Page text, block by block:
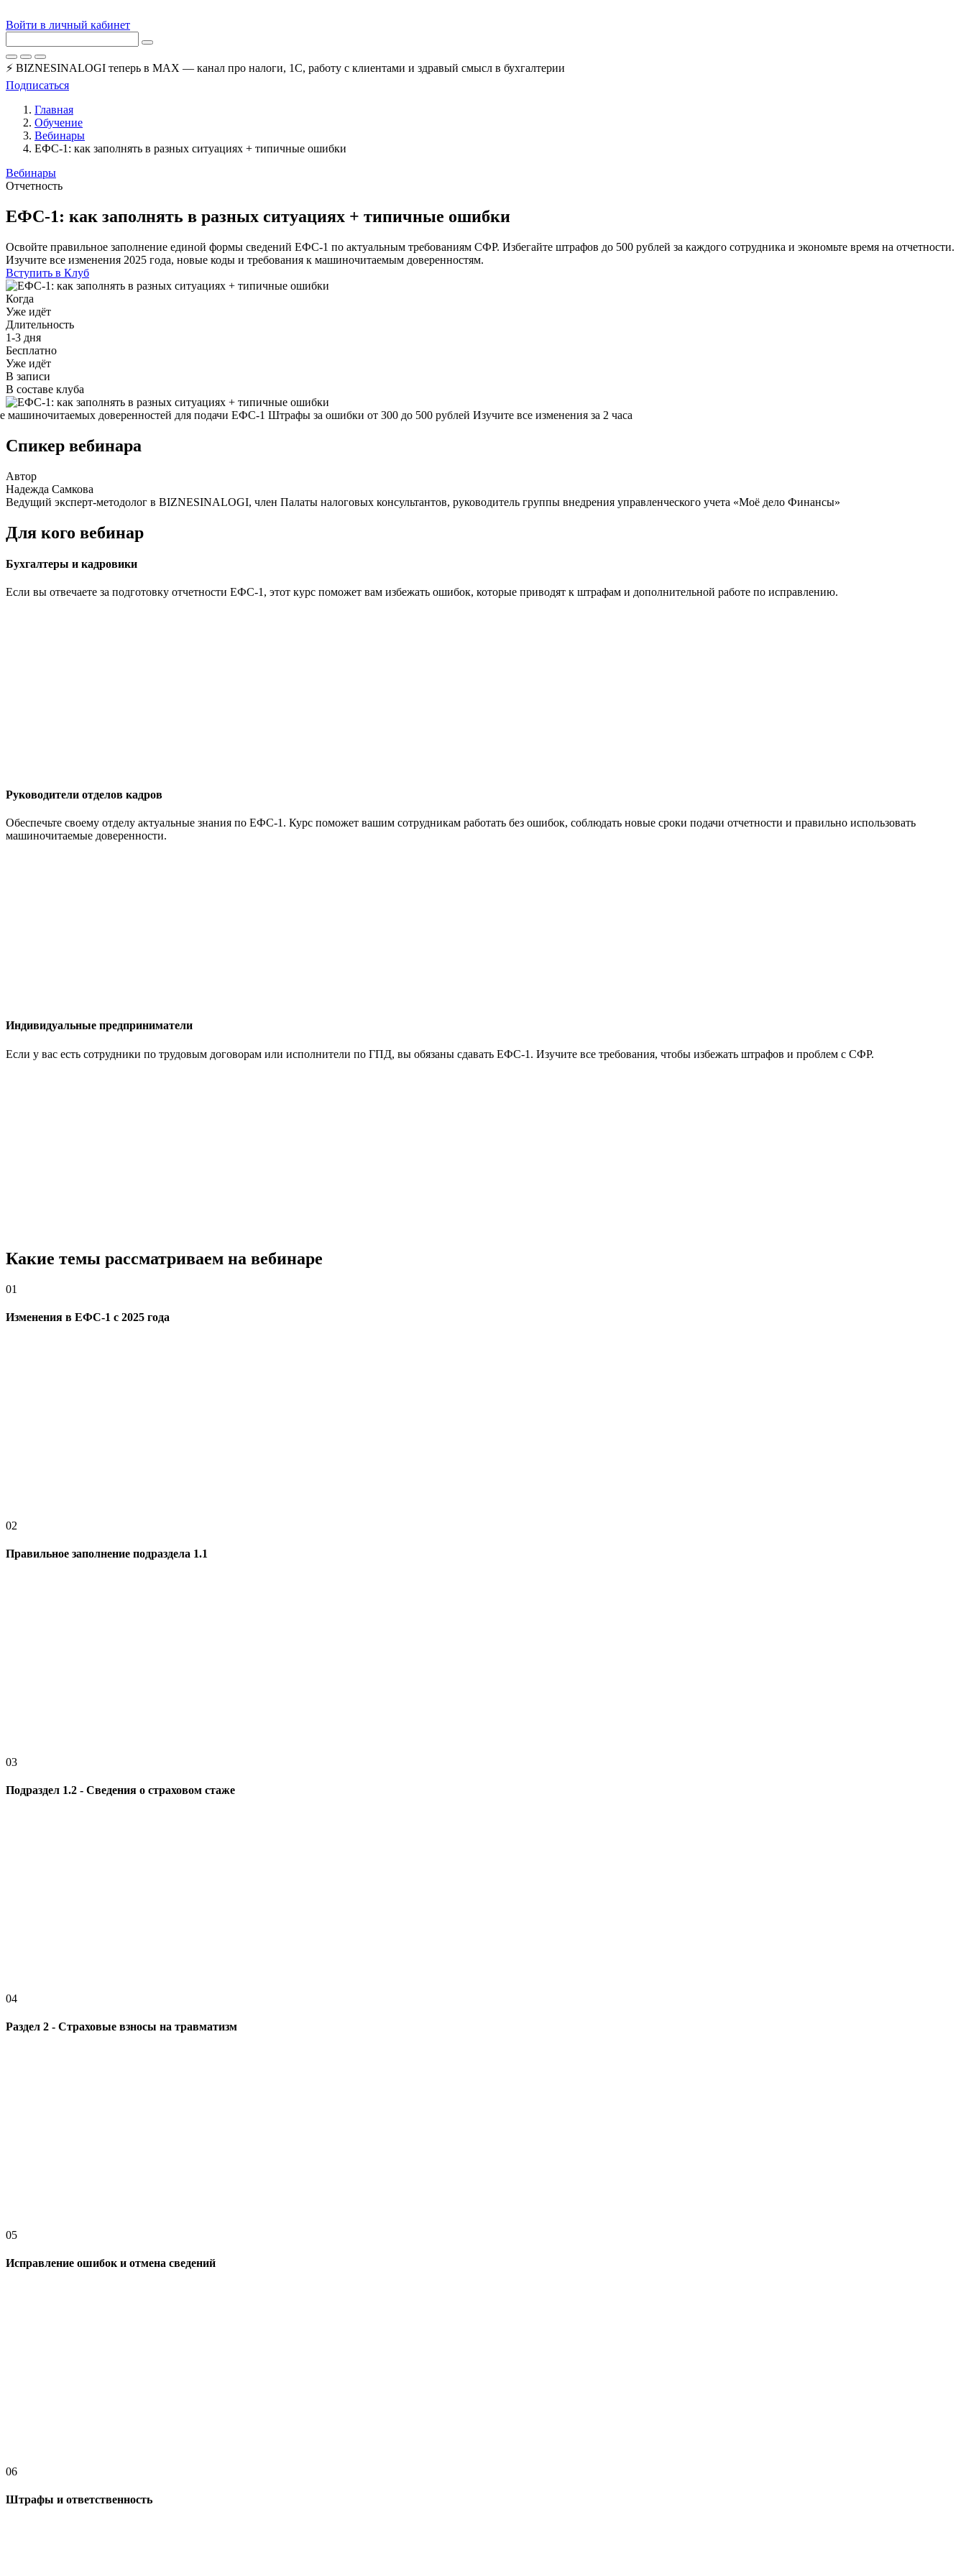
Войти в личный кабинет
⚡ BIZNESINALOGI теперь в MAX — канал про налоги, 1С, работу с клиентами и здравый смысл в бухгалтерии
Подписаться
Главная
Обучение
Вебинары
ЕФС-1: как заполнять в разных ситуациях + типичные ошибки
Вебинары
Отчетность
ЕФС-1: как заполнять в разных ситуациях + типичные ошибки
Освойте правильное заполнение единой формы сведений ЕФС-1 по актуальным требованиям СФР. Избегайте штрафов до 500 рублей за каждого сотрудника и экономьте время на отчетности.
Изучите все изменения 2025 года, новые коды и требования к машиночитаемым доверенностям.
Вступить в Клуб
Когда
Уже идёт
Длительность
1-3 дня
Бесплатно
Уже идёт
В записи
В составе клуба
доверенностей для подачи ЕФС-1 Штрафы за ошибки от 300 до 500 рублей Изучите все изменения за 2 часа
Спикер вебинара
Автор
Надежда Самкова
Ведущий эксперт-методолог в BIZNESINALOGI, член Палаты налоговых консультантов, руководитель группы внедрения управленческого учета «Моё дело Финансы»
Для кого вебинар
Бухгалтеры и кадровики
Если вы отвечаете за подготовку отчетности ЕФС-1, этот курс поможет вам избежать ошибок, которые приводят к штрафам и дополнительной работе по исправлению.
Руководители отделов кадров
Обеспечьте своему отделу актуальные знания по ЕФС-1. Курс поможет вашим сотрудникам работать без ошибок, соблюдать новые сроки подачи отчетности и правильно использовать
машиночитаемые доверенности.
Индивидуальные предприниматели
Если у вас есть сотрудники по трудовым договорам или исполнители по ГПД, вы обязаны сдавать ЕФС-1. Изучите все требования, чтобы избежать штрафов и проблем с СФР.
Какие темы рассматриваем на вебинаре
01
Изменения в ЕФС-1 с 2025 года
02
Правильное заполнение подраздела 1.1
03
Подраздел 1.2 - Сведения о страховом стаже
04
Раздел 2 - Страховые взносы на травматизм
05
Исправление ошибок и отмена сведений
06
Штрафы и ответственность